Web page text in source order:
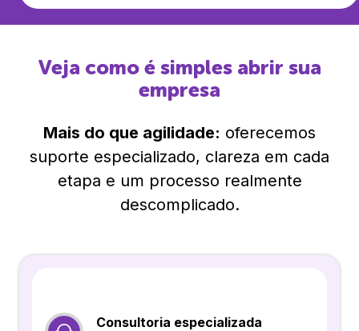
Veja como é simples abrir sua
empresa
Mais do que agilidade: oferecemos
suporte especializado, clareza em cada
etapa e um processo realmente
descomplicado.
Consultoria especializada